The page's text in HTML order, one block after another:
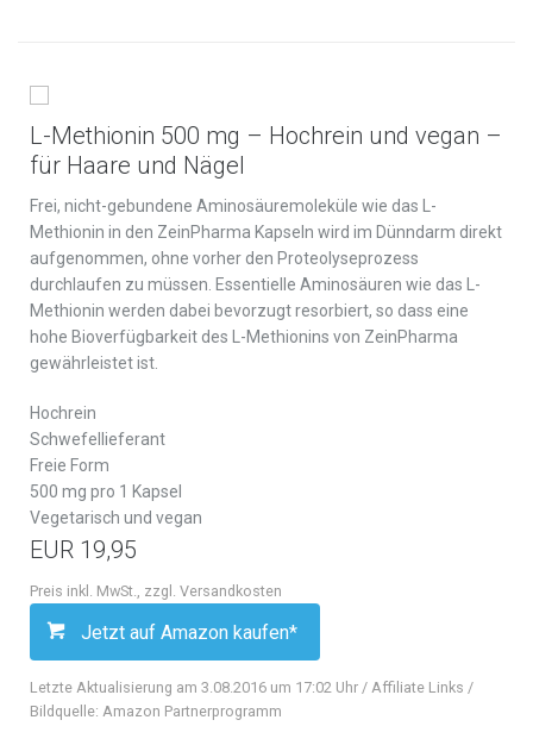
L-Methionin 500 mg – Hochrein und vegan –
für Haare und Nägel
Frei, nicht-gebundene Aminosäuremoleküle wie das L-
Methionin in den ZeinPharma Kapseln wird im Dünndarm direkt
aufgenommen, ohne vorher den Proteolyseprozess
durchlaufen zu müssen. Essentielle Aminosäuren wie das L-
Methionin werden dabei bevorzugt resorbiert, so dass eine
hohe Bioverfügbarkeit des L-Methionins von ZeinPharma
gewährleistet ist.
Hochrein
Schwefellieferant
Freie Form
500 mg pro 1 Kapsel
Vegetarisch und vegan
EUR 19,95
Preis inkl. MwSt., zzgl. Versandkosten
Jetzt auf Amazon kaufen*
Letzte Aktualisierung am 3.08.2016 um 17:02 Uhr / Affiliate Links /
Bildquelle: Amazon Partnerprogramm